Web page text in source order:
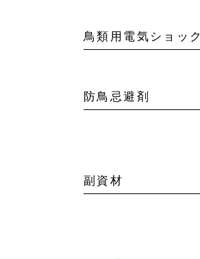
鳥類用電気ショック
防鳥忌避剤
副資材